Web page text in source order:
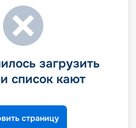
загрузить
список кают
страницу